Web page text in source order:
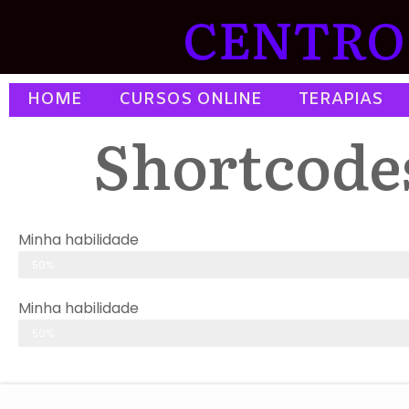
HOME CURSOS ONLINE TERAPIAS
Minha habilidade
Minha habilidade